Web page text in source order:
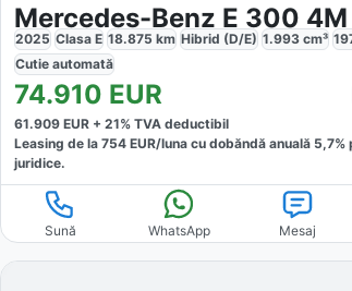
Mercedes-Benz E 300 4M
2025 Clasa E 18.875 km Hibrid (D/E) 1.993 cm³
Cutie automată
74.910 EUR
61.909 EUR + 21% TVA deductibil
Leasing de la 754 EUR/luna cu dobăndă anuală 5,7%
juridice.
Sună WhatsApp Mesaj